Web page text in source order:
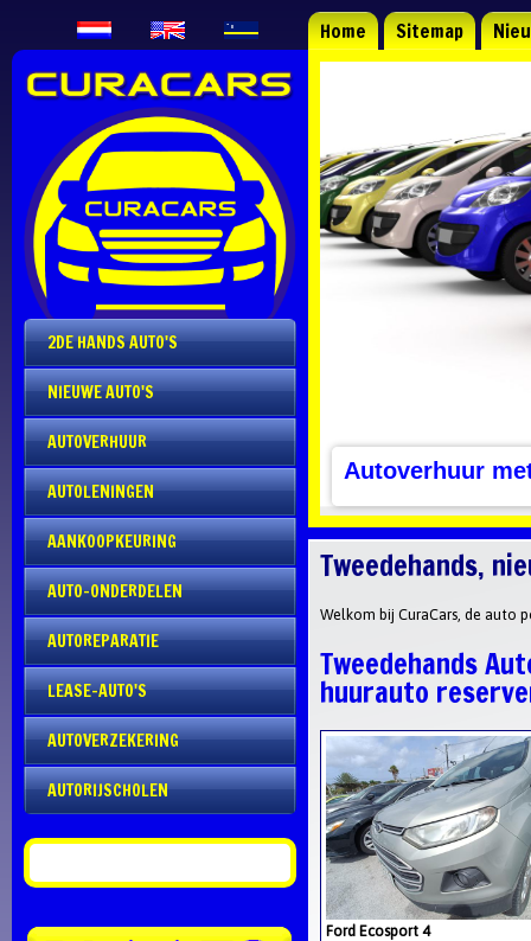
Home Sitemap
Autoverhuur
Tweedehands,
Welkom bij CuraCars, de auto
Tweedehands
huurauto
Ford Ecosport 4
2DE HANDS AUTO'S
NIEUWE AUTO'S
AUTOVERHUUR
AUTOLENINGEN
AANKOOPKEURING
AUTO-ONDERDELEN
AUTOREPARATIE
LEASE-AUTO'S
AUTOVERZEKERING
AUTORIJSCHOLEN